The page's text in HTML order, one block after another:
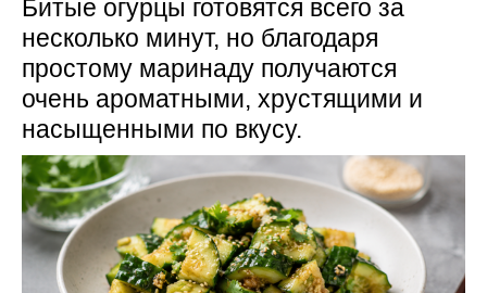
Битые огурцы готовятся всего за
несколько минут, но благодаря
простому маринаду получаются
очень ароматными, хрустящими и
насыщенными по вкусу.